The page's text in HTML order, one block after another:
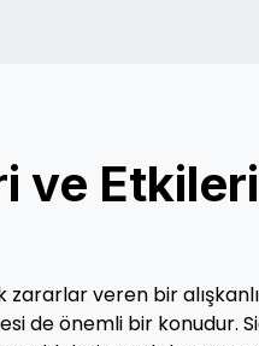
ve Etkileri
veren bir
de önemli bir konudur.